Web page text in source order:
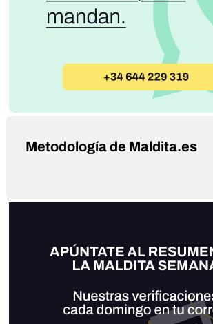
Metodología de Maldita.es